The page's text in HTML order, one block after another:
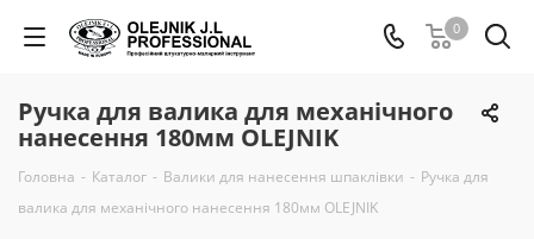
0
Ручка для валика для механічного
нанесення 180мм OLEJNIK
Головна - Каталог - Валики для нанесення шпаклівки - Ручка для
валика для механічного нанесення 180мм OLEJNIK